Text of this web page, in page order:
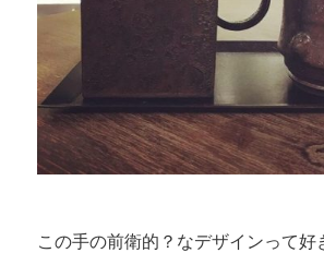
この手の前衛的？なデザインって好